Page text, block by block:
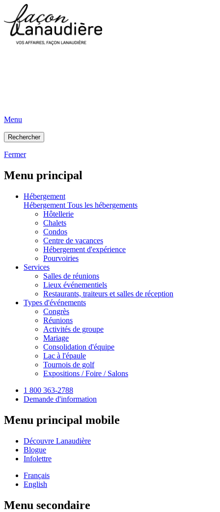
Menu
Rechercher
Fermer
Menu principal
Hébergement
Hébergement Tous les hébergements
Hôtellerie
Chalets
Condos
Centre de vacances
Hébergement d'expérience
Pourvoiries
Services
Salles de réunions
Lieux événementiels
Restaurants, traiteurs et salles de réception
Types d'événements
Congrès
Réunions
Activités de groupe
Mariage
Consolidation d'équipe
Lac à l'épaule
Tournois de golf
Expositions / Foire / Salons
1 800 363-2788
Demande d'information
Menu principal mobile
Découvre Lanaudière
Blogue
Infolettre
Français
English
Menu secondaire